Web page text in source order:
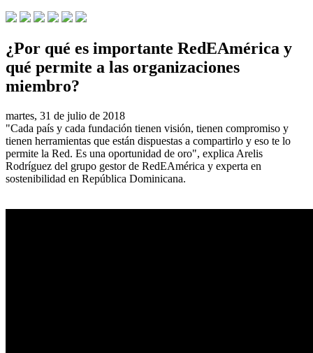
¿Por qué es importante RedEAmérica y
qué permite a las organizaciones
miembro?
martes, 31 de julio de 2018
"Cada país y cada fundación tienen visión, tienen compromiso y
tienen herramientas que están dispuestas a compartirlo y eso te lo
permite la Red. Es una oportunidad de oro", explica Arelis
Rodríguez del grupo gestor de RedEAmérica y experta en
sostenibilidad en República Dominicana.